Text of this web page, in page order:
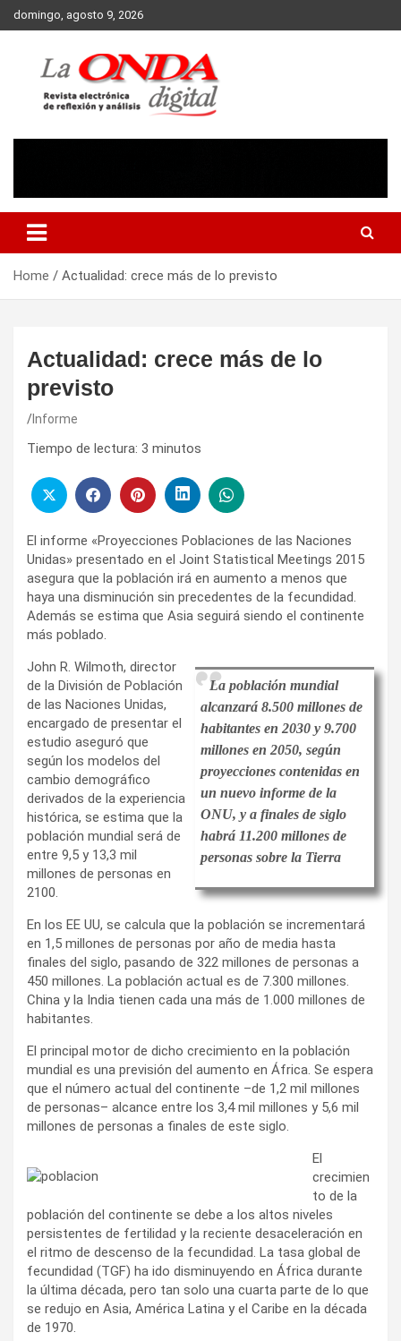
Skip
to
domingo, agosto 9, 2026
Home Actualidad: crece más de lo previsto
Actualidad: crece más de lo
previsto
Informe
Tiempo de lectura: 3 minutos
El informe «Proyecciones Poblaciones de las Naciones
Unidas» presentado en el Joint Statistical Meetings 2015
asegura que la población irá en aumento a menos que
haya una disminución sin precedentes de la fecundidad.
Además se estima que Asia seguirá siendo el continente
más poblado.
La población mundial
alcanzará 8.500 millones de
habitantes en 2030 y 9.700
millones en 2050, según
proyecciones contenidas en
un nuevo informe de la
ONU, y a finales de siglo
habrá 11.200 millones de
personas sobre la Tierra
John R. Wilmoth, director
de la División de Población
de las Naciones Unidas,
encargado de presentar el
estudio aseguró que
según los modelos del
cambio demográfico
derivados de la experiencia
histórica, se estima que la
población mundial será de
entre 9,5 y 13,3 mil
millones de personas en
2100.
En los EE UU, se calcula que la población se incrementará
en 1,5 millones de personas por año de media hasta
finales del siglo, pasando de 322 millones de personas a
450 millones. La población actual es de 7.300 millones.
China y la India tienen cada una más de 1.000 millones de
habitantes.
El principal motor de dicho crecimiento en la población
mundial es una previsión del aumento en África. Se espera
que el número actual del continente –de 1,2 mil millones
de personas– alcance entre los 3,4 mil millones y 5,6 mil
millones de personas a finales de este siglo.
El
crecimien
to de la
población del continente se debe a los altos niveles
persistentes de fertilidad y la reciente desaceleración en
el ritmo de descenso de la fecundidad. La tasa global de
fecundidad (TGF) ha ido disminuyendo en África durante
la última década, pero tan solo una cuarta parte de lo que
se redujo en Asia, América Latina y el Caribe en la década
de 1970.